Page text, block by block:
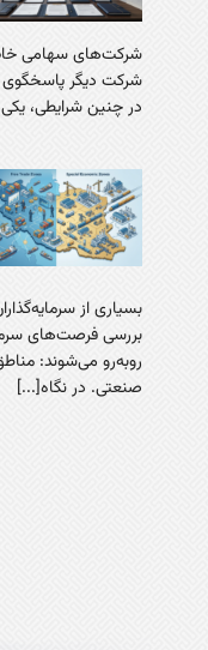
شرکت‌های سهامی
شرکت دیگر پاسخگوی
در چنین شرایطی،
بسیاری از
بررسی فرصت‌های
روبه‌رو می‌شوند:
صنعتی. در نگاه[...]